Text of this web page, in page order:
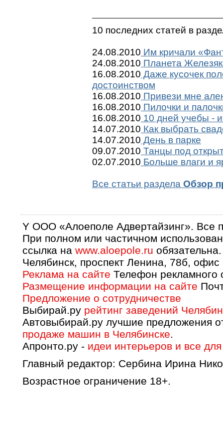
10 последних статей в
24.08.2010 Им кричали
24.08.2010 Планета
16.08.2010 Даже кусочек
достоинством
16.08.2010 Привези мне
16.08.2010 Пилочки и
16.08.2010 10 дней учебы -
14.07.2010 Как выбрать
14.07.2010 День в парке
09.07.2010 Танцы под
02.07.2010 Больше влаги и
Все статьи раздела Обзор
Y OOO «Алоеполе Адвертайзинг».
При полном или частичном
ссылка на www.aloepole.ru обязательна.
Челябинск, проспект Ленина, 78б, офис
Реклама на сайте Телефон рекламного
Размещение информации на сайте
Предложение о сотрудничестве
Выбирай.ру рейтинг заведений
Автовыбирай.ру лучшие предложения
продаже машин в Челябинске.
Апронто.ру - идеи интерьеров и все
Главный редактор: Сербина Ирина
Возрастное ограничение 18+.